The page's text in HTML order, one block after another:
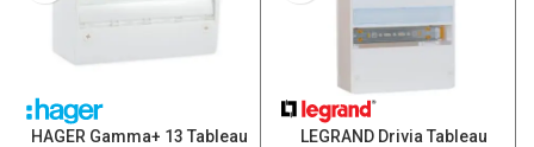
HAGER Gamma+ 13 Tableau
LEGRAND Drivia Tableau